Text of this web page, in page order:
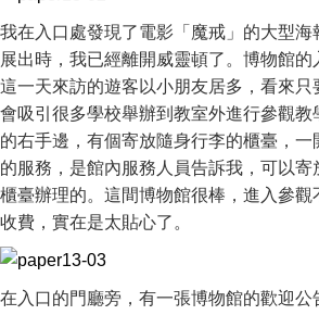
我在入口處發現了電影「魔戒」的大型海
展出時，我已經離開威靈頓了。博物館的
這一天來訪的遊客以小朋友居多，看來
會吸引很多學校舉辦到教室外進行參觀
的右手邊，有個寄放隨身行李的櫃臺，
的服務，是館內服務人員告訴我，可以
櫃臺辦理的。這間博物館很棒，進入參觀
收費，實在是太貼心了。
在入口的門廳旁，有一張博物館的歡迎公